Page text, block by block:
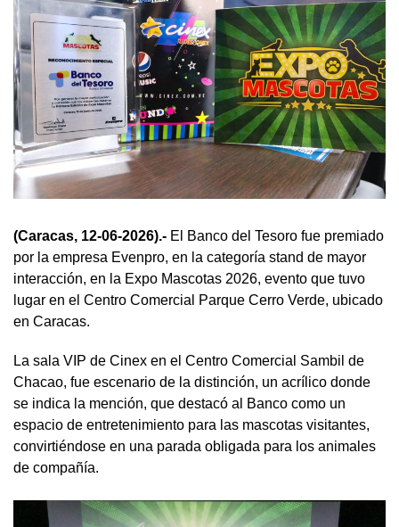
(Caracas, 12-06-2026).- El Banco del Tesoro fue premiado
por la empresa Evenpro, en la categoría stand de mayor
interacción, en la Expo Mascotas 2026, evento que tuvo
lugar en el Centro Comercial Parque Cerro Verde, ubicado
en Caracas.
La sala VIP de Cinex en el Centro Comercial Sambil de
Chacao, fue escenario de la distinción, un acrílico donde
se indica la mención, que destacó al Banco como un
espacio de entretenimiento para las mascotas visitantes,
convirtiéndose en una parada obligada para los animales
de compañía.